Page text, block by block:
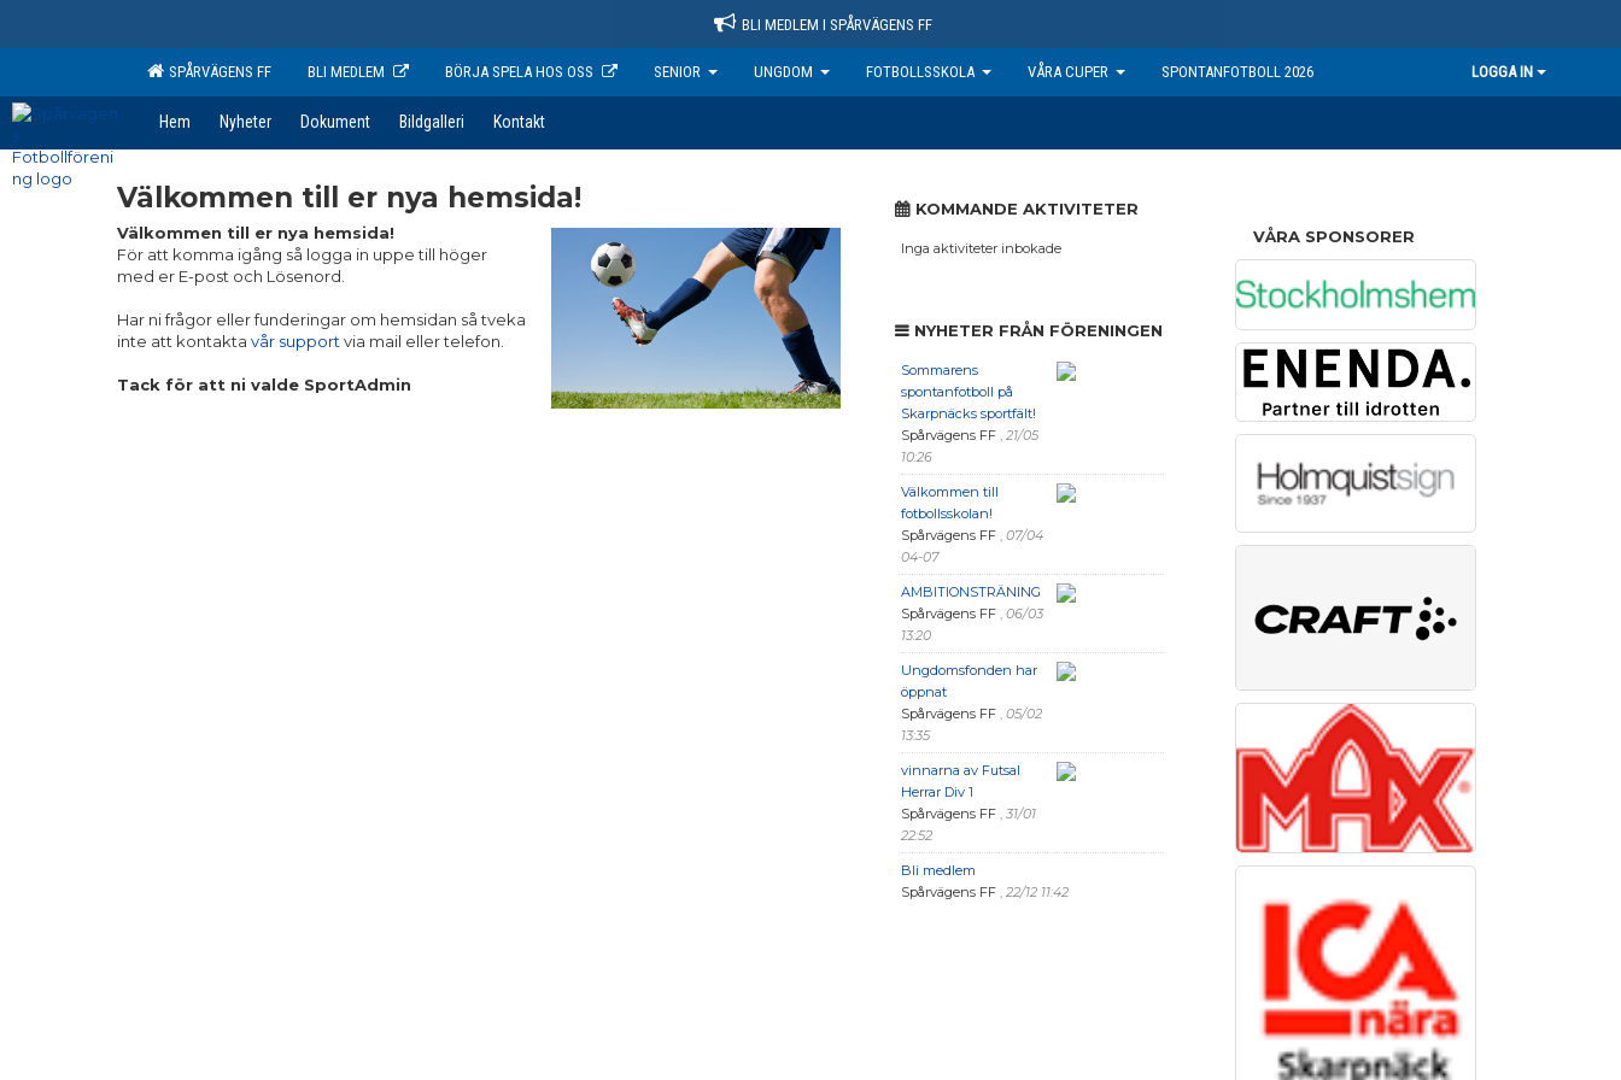
BLI MEDLEM I SPÅRVÄGENS FF
SPÅRVÄGENS FF BLI MEDLEM BÖRJA SPELA HOS OSS SENIOR UNGDOM FOTBOLLSSKOLA VÅRA CUPER SPONTANFOTBOLL 2026 LOGGA IN
Hem Nyheter Dokument Bildgalleri Kontakt
Välkommen till er nya hemsida!
Välkommen till er nya hemsida!
För att komma igång så logga in uppe till höger
med er E-post och Lösenord.
Har ni frågor eller funderingar om hemsidan så tveka
inte att kontakta vår support via mail eller telefon.
Tack för att ni valde SportAdmin
KOMMANDE AKTIVITETER
Inga aktiviteter inbokade
NYHETER FRÅN FÖRENINGEN
Sommarens
spontanfotboll på
Skarpnäcks sportfält!
Spårvägens FF , 21/05
10:26
Välkommen till
fotbollsskolan!
Spårvägens FF , 07/04
04-07
AMBITIONSTRÄNING
Spårvägens FF , 06/03
13:20
Ungdomsfonden har
öppnat
Spårvägens FF , 05/02
13:35
vinnarna av Futsal
Herrar Div 1
Spårvägens FF , 31/01
22:52
Bli medlem
Spårvägens FF , 22/12 11:42
VÅRA SPONSORER